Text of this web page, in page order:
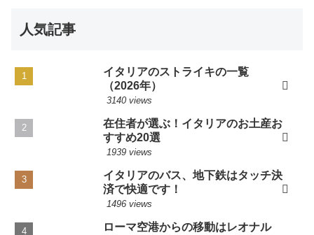
人気記事
イタリアのストライキの一覧
（2026年）
3140 views
在住者が選ぶ！イタリアのお土産お
すすめ20選
1939 views
イタリアのバス、地下鉄はタッチ決
済で快適です！
1496 views
ローマ空港からの移動はレオナル